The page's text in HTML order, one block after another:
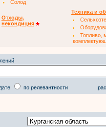
Солод
Отходы,
некондиция
Техника и
Топливо,
по релевантности